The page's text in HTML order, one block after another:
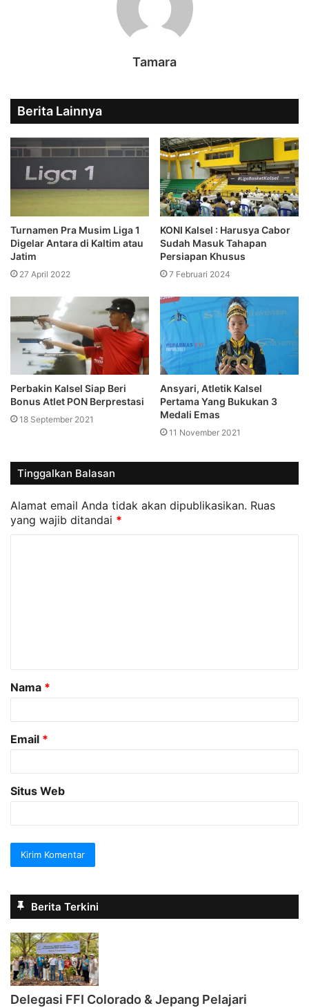
Tamara
Berita Lainnya
Turnamen Pra Musim Liga 1
Digelar Antara di Kaltim atau
Jatim
27 April 2022
KONI Kalsel : Harusya Cabor
Sudah Masuk Tahapan
Persiapan Khusus
7 Februari 2024
Perbakin Kalsel Siap Beri
Bonus Atlet PON Berprestasi
18 September 2021
Ansyari, Atletik Kalsel
Pertama Yang Bukukan 3
Medali Emas
11 November 2021
Tinggalkan Balasan
Alamat email Anda tidak akan dipublikasikan. Ruas
yang wajib ditandai *
a
r
Nama *
Email *
Situs Web
Berita Terkini
Delegasi FFI Colorado & Jepang Pelajari